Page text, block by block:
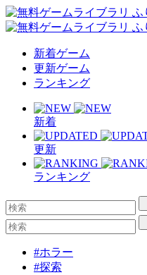
新着ゲーム
更新ゲーム
ランキング
新着
更新
ランキング
#ホラー
#探索